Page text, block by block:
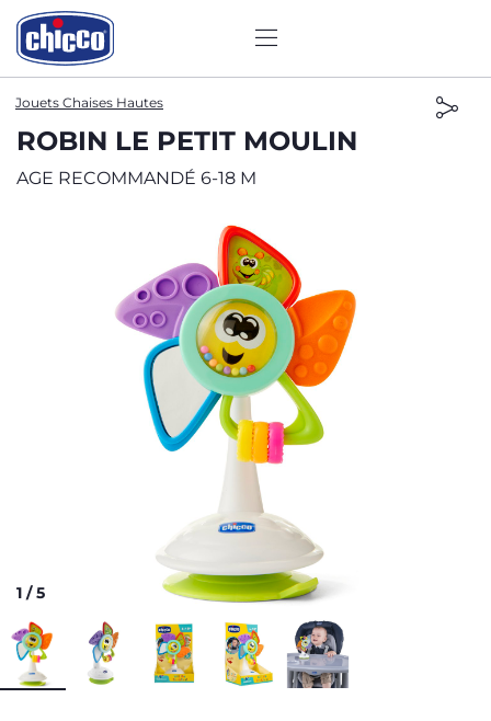
Jouets Chaises Hautes
ROBIN LE PETIT MOULIN
AGE RECOMMANDÉ 6-18 M
1 /5